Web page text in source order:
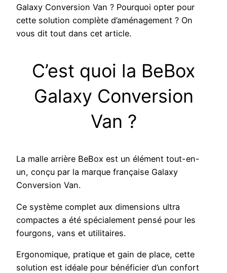
Galaxy Conversion Van ? Pourquoi opter pour
cette solution complète d’aménagement ? On
vous dit tout dans cet article.
C’est quoi la BeBox
Galaxy Conversion
Van ?
La malle arrière BeBox est un élément tout-en-
un, conçu par la marque française Galaxy
Conversion Van.
Ce système complet aux dimensions ultra
compactes a été spécialement pensé pour les
fourgons, vans et utilitaires.
Ergonomique, pratique et gain de place, cette
solution est idéale pour bénéficier d’un confort